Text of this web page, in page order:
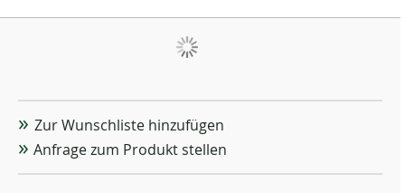
Zur Wunschliste hinzufügen
Anfrage zum Produkt stellen